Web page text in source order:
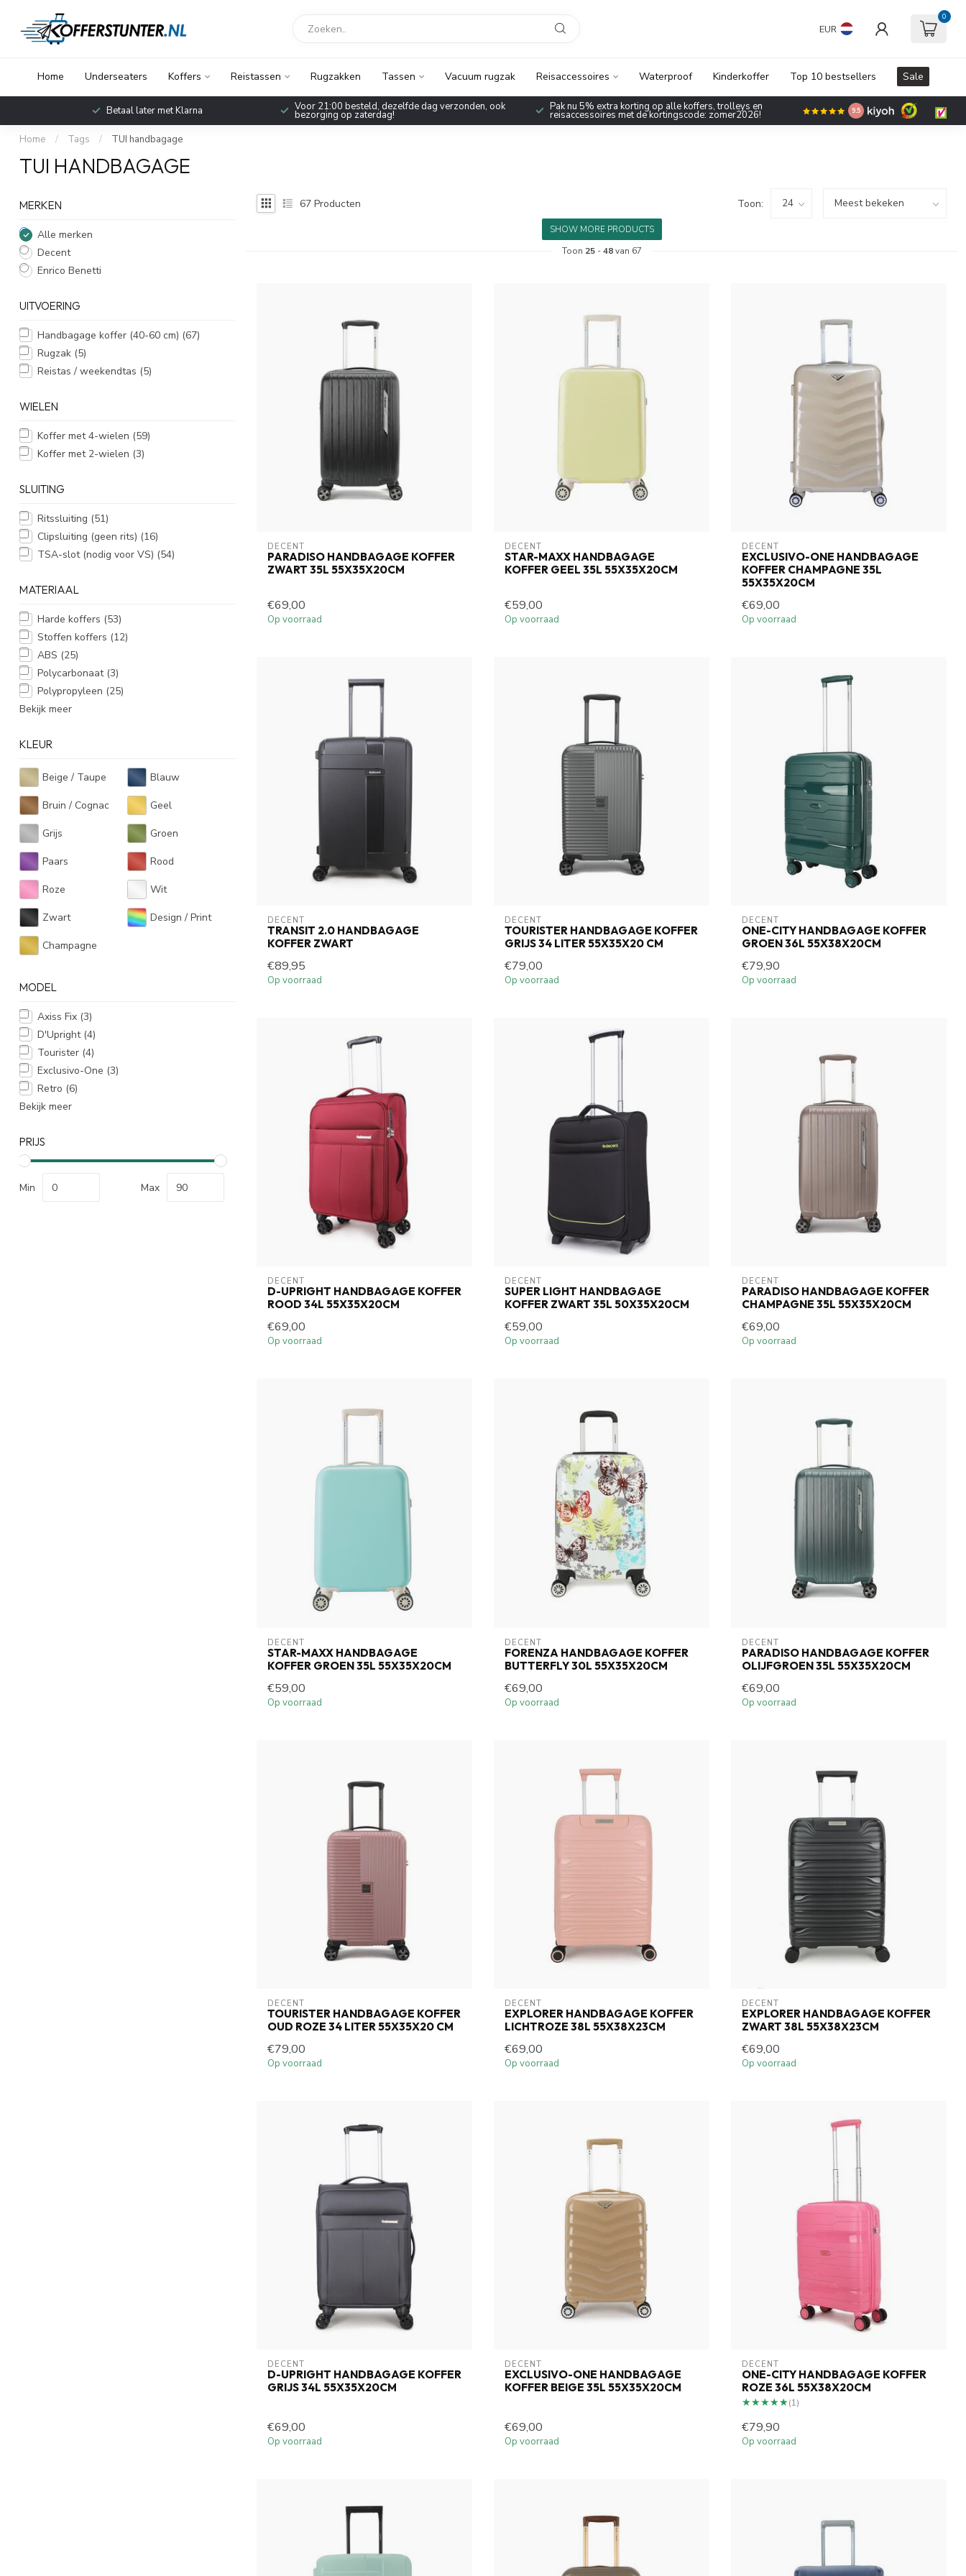
EUR
0
Home Underseaters Koffers Reistassen Rugzakken Tassen Vacuum rugzak Reisaccessoires Waterproof Kinderkoffer Top 10 bestsellers Sale
Betaal later met Klarna Voor 21:00 besteld, dezelfde dag verzonden, ook
bezorging op zaterdag!
Pak nu 5% extra korting op alle koffers, trolleys en
reisaccessoires met de kortingscode: zomer2026! 9.5
Home / Tags / TUI handbagage
TUI HANDBAGAGE
MERKEN
Alle merken
Decent
Enrico Benetti
UITVOERING
Handbagage koffer (40-60 cm) (67)
Rugzak (5)
Reistas / weekendtas (5)
WIELEN
Koffer met 4-wielen (59)
Koffer met 2-wielen (3)
SLUITING
Ritssluiting (51)
Clipsluiting (geen rits) (16)
TSA-slot (nodig voor VS) (54)
MATERIAAL
Harde koffers (53)
Stoffen koffers (12)
ABS (25)
Polycarbonaat (3)
Polypropyleen (25)
Bekijk meer
KLEUR
Beige / Taupe Blauw
Bruin / Cognac Geel
Grijs Groen
Paars Rood
Roze Wit
Zwart Design / Print
Champagne
MODEL
Axiss Fix (3)
D'Upright (4)
Tourister (4)
Exclusivo-One (3)
Retro (6)
Bekijk meer
PRIJS
Min Max
67 Producten Toon:
SHOW MORE PRODUCTS
Toon 25-48van 67
DECENT
PARADISO HANDBAGAGE KOFFER
ZWART 35L 55X35X20CM
€69,00
Op voorraad
DECENT
STAR-MAXX HANDBAGAGE
KOFFER GEEL 35L 55X35X20CM
€59,00
Op voorraad
DECENT
EXCLUSIVO-ONE HANDBAGAGE
KOFFER CHAMPAGNE 35L
55X35X20CM
€69,00
Op voorraad
DECENT
TRANSIT 2.0 HANDBAGAGE
KOFFER ZWART
€89,95
Op voorraad
DECENT
TOURISTER HANDBAGAGE KOFFER
GRIJS 34 LITER 55X35X20 CM
€79,00
Op voorraad
DECENT
ONE-CITY HANDBAGAGE KOFFER
GROEN 36L 55X38X20CM
€79,90
Op voorraad
DECENT
D-UPRIGHT HANDBAGAGE KOFFER
ROOD 34L 55X35X20CM
€69,00
Op voorraad
DECENT
SUPER LIGHT HANDBAGAGE
KOFFER ZWART 35L 50X35X20CM
€59,00
Op voorraad
DECENT
PARADISO HANDBAGAGE KOFFER
CHAMPAGNE 35L 55X35X20CM
€69,00
Op voorraad
DECENT
STAR-MAXX HANDBAGAGE
KOFFER GROEN 35L 55X35X20CM
€59,00
Op voorraad
DECENT
FORENZA HANDBAGAGE KOFFER
BUTTERFLY 30L 55X35X20CM
€69,00
Op voorraad
DECENT
PARADISO HANDBAGAGE KOFFER
OLIJFGROEN 35L 55X35X20CM
€69,00
Op voorraad
DECENT
TOURISTER HANDBAGAGE KOFFER
OUD ROZE 34 LITER 55X35X20 CM
€79,00
Op voorraad
DECENT
EXPLORER HANDBAGAGE KOFFER
LICHTROZE 38L 55X38X23CM
€69,00
Op voorraad
DECENT
EXPLORER HANDBAGAGE KOFFER
ZWART 38L 55X38X23CM
€69,00
Op voorraad
DECENT
D-UPRIGHT HANDBAGAGE KOFFER
GRIJS 34L 55X35X20CM
€69,00
Op voorraad
DECENT
EXCLUSIVO-ONE HANDBAGAGE
KOFFER BEIGE 35L 55X35X20CM
€69,00
Op voorraad
DECENT
ONE-CITY HANDBAGAGE KOFFER
ROZE 36L 55X38X20CM
★★★★★
★★★★★(1)
€79,90
Op voorraad